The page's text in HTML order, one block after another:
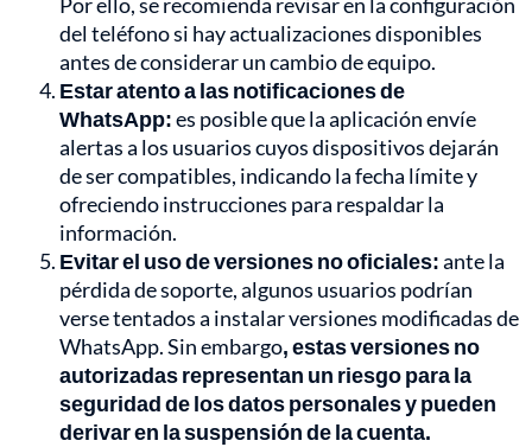
del teléfono si hay actualizaciones disponibles
antes de considerar un cambio de equipo.
Estar atento a las notificaciones de
WhatsApp:es posible que la aplicación envíe
alertas a los usuarios cuyos dispositivos dejarán
de ser compatibles, indicando la fecha límite y
ofreciendo instrucciones para respaldar la
información.
Evitar el uso de versiones no oficiales:ante la
pérdida de soporte, algunos usuarios podrían
verse tentados a instalar versiones modificadas de
WhatsApp. Sin embargo, estas versiones no
autorizadas representan un riesgo para la
seguridad de los datos personales y pueden
derivar en la suspensión de la cuenta.